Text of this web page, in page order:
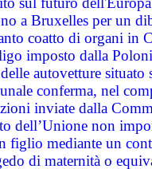
a Bruxelles per un
coatto di organi in
imposto dalla
autovetture
conferma, nel
inviate dalla
dell’Unione non
figlio mediante un
di maternità o